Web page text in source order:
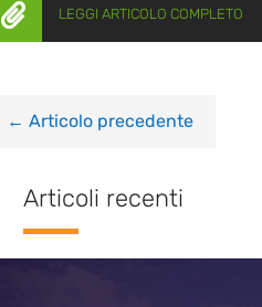
 LEGGI ARTICOLO COMPLETO
← Articolo precedente
Articoli recenti